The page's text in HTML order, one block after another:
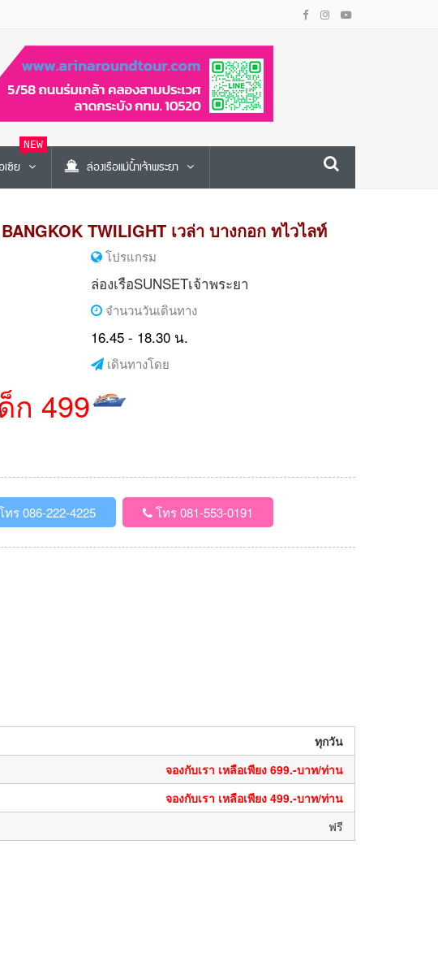
เซีย
NEW
ล่องเรือแม่น้ำเจ้าพระยา
TWILIGHT เวล่า บางกอก ทไวไลท์
โปรแกรม
ล่องเรือSUNSETเจ้าพระยา
จำนวนวันเดินทาง
16.45 - 18.30 น.
ก 499
เดินทางโดย
ร 086-222-4225 โทร 081-553-0191
ทุกวัน
จองกับเรา เหลือเพียง 699.-บาท/ท่าน
จองกับเรา เหลือเพียง 499.-บาท/ท่าน
ฟรี